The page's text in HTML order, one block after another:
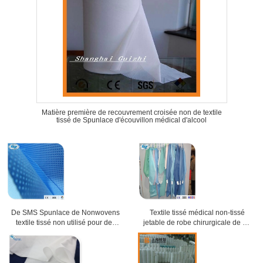
Matière première de recouvrement croisée non de textile
tissé de Spunlace d'écouvillon médical d'alcool
De SMS Spunlace de Nonwovens
textile tissé non utilisé pour des
Textile tissé médical non-tissé
jetable de robe chirurgicale de pp
non pour le docteur